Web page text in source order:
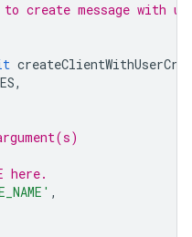
to create message with
,
here.
,